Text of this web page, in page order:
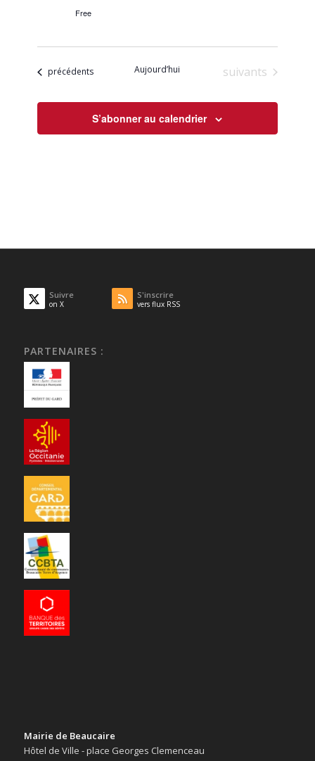
Free
Évènements
précédents Aujourd’hui Évènements
suivants
S’abonner au calendrier
Suivre
on X
S'inscrire
vers flux RSS
PARTENAIRES :
Mairie de Beaucaire
Hôtel de Ville - place Georges Clemenceau